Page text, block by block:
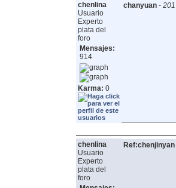
chenlina
Usuario
Experto
plata del
foro
Mensajes:
914
Karma: 0
chanyuan-
chenlina
Usuario
Experto
plata del
foro
Ref:chenjinyan